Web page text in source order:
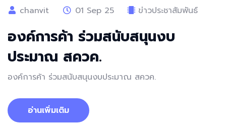
chanvit 01 Sep 25 ข่าวประชาสัมพันธ์
องค์การค้า ร่วมสนับสนุนงบ
ประมาณ สควค.
องค์การค้า ร่วมสนับสนุนงบประมาณ สควค.
อ่านเพิ่มเติม